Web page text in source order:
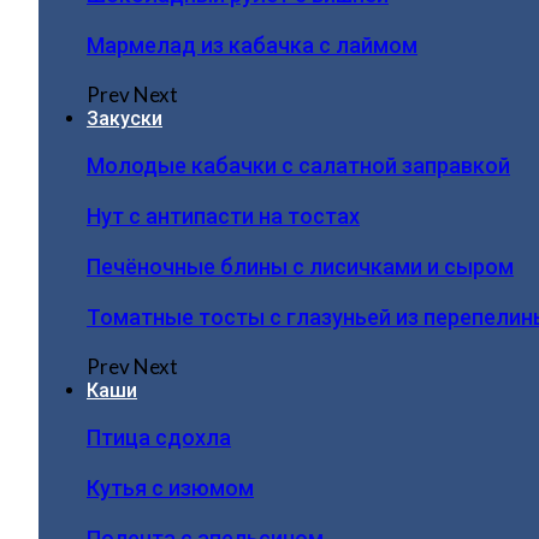
Мармелад из кабачка с лаймом
PrevNext
Закуски
Молодые кабачки с салатной заправкой
Нут с антипасти на тостах
Печёночные блины с лисичками и сыром
Томатные тосты с глазуньей из
PrevNext
Каши
Птица сдохла
Кутья с изюмом